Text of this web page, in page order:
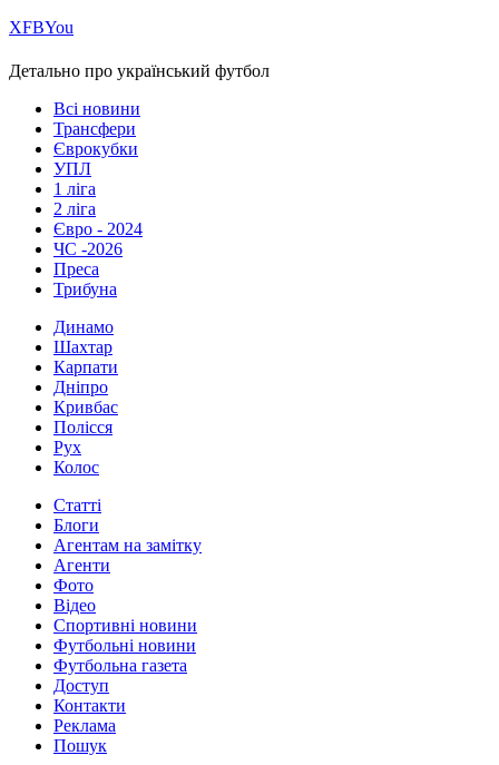
ХFBYou
Детально про український футбол
Всі новини
Трансфери
Єврокубки
УПЛ
1 ліга
2 ліга
Євро - 2024
ЧС -2026
Преса
Трибуна
Динамо
Шахтар
Карпати
Дніпро
Кривбас
Полісся
Рух
Колос
Статті
Блоги
Агентам на замітку
Агенти
Фото
Відео
Спортивні новини
Футбольні новини
Футбольна газета
Доступ
Контакти
Реклама
Пошук